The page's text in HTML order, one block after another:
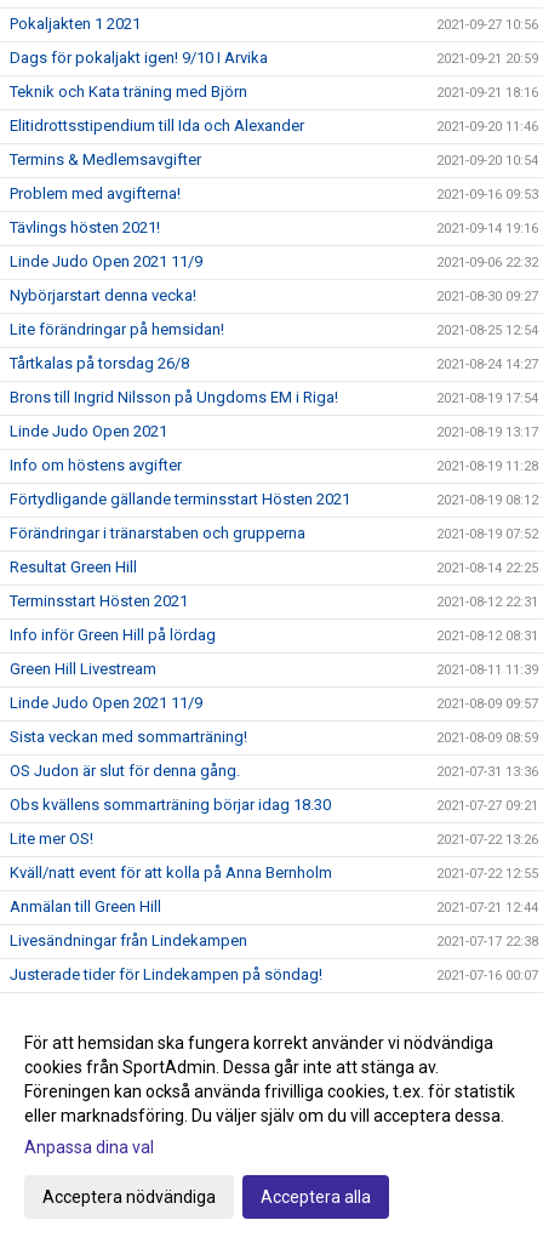
Pokaljakten 1 2021 2021-09-27 10:56
Dags för pokaljakt igen! 9/10 I Arvika 2021-09-21 20:59
Teknik och Kata träning med Björn 2021-09-21 18:16
Elitidrottsstipendium till Ida och Alexander 2021-09-20 11:46
Termins & Medlemsavgifter 2021-09-20 10:54
Problem med avgifterna! 2021-09-16 09:53
Tävlings hösten 2021! 2021-09-14 19:16
Linde Judo Open 2021 11/9 2021-09-06 22:32
Nybörjarstart denna vecka! 2021-08-30 09:27
Lite förändringar på hemsidan! 2021-08-25 12:54
Tårtkalas på torsdag 26/8 2021-08-24 14:27
Brons till Ingrid Nilsson på Ungdoms EM i Riga! 2021-08-19 17:54
Linde Judo Open 2021 2021-08-19 13:17
Info om höstens avgifter 2021-08-19 11:28
Förtydligande gällande terminsstart Hösten 2021 2021-08-19 08:12
Förändringar i tränarstaben och grupperna 2021-08-19 07:52
Resultat Green Hill 2021-08-14 22:25
Terminsstart Hösten 2021 2021-08-12 22:31
Info inför Green Hill på lördag 2021-08-12 08:31
Green Hill Livestream 2021-08-11 11:39
Linde Judo Open 2021 11/9 2021-08-09 09:57
Sista veckan med sommarträning! 2021-08-09 08:59
OS Judon är slut för denna gång. 2021-07-31 13:36
Obs kvällens sommarträning börjar idag 18.30 2021-07-27 09:21
Lite mer OS! 2021-07-22 13:26
Kväll/natt event för att kolla på Anna Bernholm 2021-07-22 12:55
Anmälan till Green Hill 2021-07-21 12:44
Livesändningar från Lindekampen 2021-07-17 22:38
Justerade tider för Lindekampen på söndag! 2021-07-16 00:07
Frågor ang Smoothcomp systemet 2021-07-05 09:18
Glöm inte att anmäla till Lindekampen den 18/7 2021-07-05 08:50
Tävling Green Hill 14/8 Stockholm 2021-07-01 08:37
Idag börjar sommarträningen och Tävling på gång!
Nytt tävlingssystem för Judotävlingar
Sommarträning från och med 29/6 kl 17.30-18.45
För att hemsidan ska fungera korrekt använder vi nödvändiga
cookies från SportAdmin. Dessa går inte att stänga av.
Föreningen kan också använda frivilliga cookies, t.ex. för statistik
eller marknadsföring. Du väljer själv om du vill acceptera dessa.
Anpassa dina val
Acceptera nödvändiga Acceptera alla